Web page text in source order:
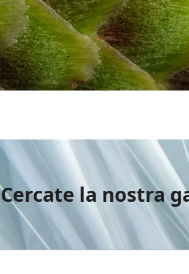
Cercate la nostra